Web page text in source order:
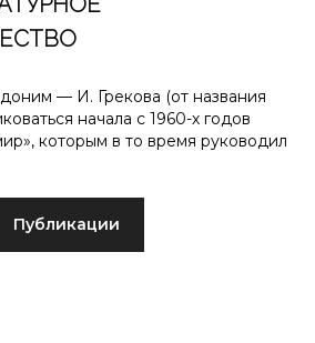
— И. Грекова (от названия
начала с 1960-х годов
которым в то время руководил
Публикации